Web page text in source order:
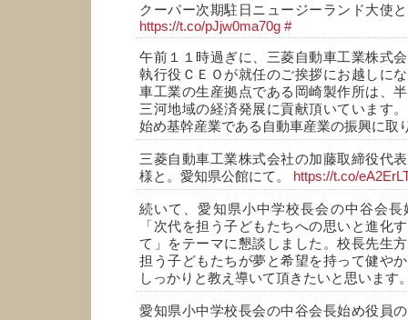
クーパー次期駐日ニュージーランド大使
https://t.co/pJjw0ma70g #
午前１１時過ぎに、三菱自動車工業株式
執行役ＣＥＯが就任のご挨拶にお越しに
車工業の生産拠点である岡崎製作所は、
三河地域の経済発展に貢献頂いています
始め基幹産業である自動車産業の振興に取
三菱自動車工業株式会社の加藤取締役代
様と。愛知県公館にて。
https://t.co/
続いて、愛知県小中学校長会の中谷会
「次代を担う子どもたちへの思いと進化
て」をテーマに懇談しました。校長先生
担う子どもたちが夢と希望を持って健や
しっかりと教え導いて頂きたいと思います
愛知県小中学校長会の中谷会長始め役員